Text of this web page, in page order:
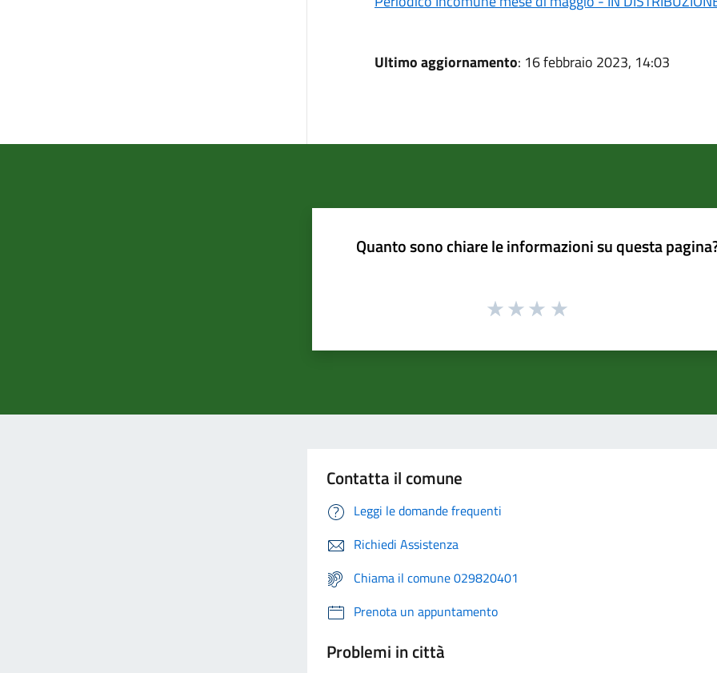
Ultimo aggiornamento: 16 febbraio 2023, 14:03
Quanto sono chiare le informazioni su questa
Contatta il comune
Leggi le domande frequenti
Richiedi Assistenza
Chiama il comune 029820401
Prenota un appuntamento
Problemi in città